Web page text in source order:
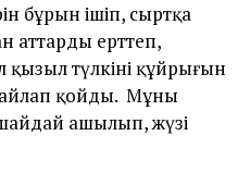
бұрын ішіп, сыртқа
аттарды ерттеп,
түлкіні құйрығын
қойды. Мұны
ашылып, жүзі